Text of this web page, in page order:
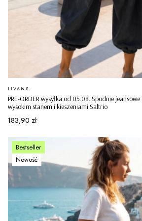
PRE-ORDER wysyłka od 05.08. Spodnie
wysokim stanem i kieszeniami Saltrio
PRODUCENT
LIVANS
Cena
183,90 zł
Bestseller
Nowość